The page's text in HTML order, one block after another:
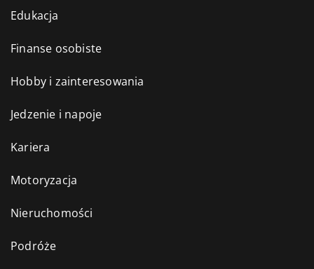
Edukacja
Finanse osobiste
Hobby i zainteresowania
Jedzenie i napoje
Kariera
Motoryzacja
Nieruchomości
Podróże